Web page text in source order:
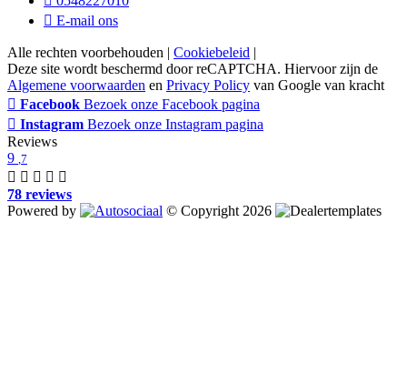
E-mail ons
Alle rechten voorbehouden | Cookiebeleid |
Deze site wordt beschermd door reCAPTCHA. Hiervoor zijn de
Algemene voorwaarden en Privacy Policy van Google van kracht
Facebook Bezoek onze Facebook pagina
Instagram Bezoek onze Instagram pagina
Reviews
9 ,7
78 reviews
Powered by
© Copyright 2026